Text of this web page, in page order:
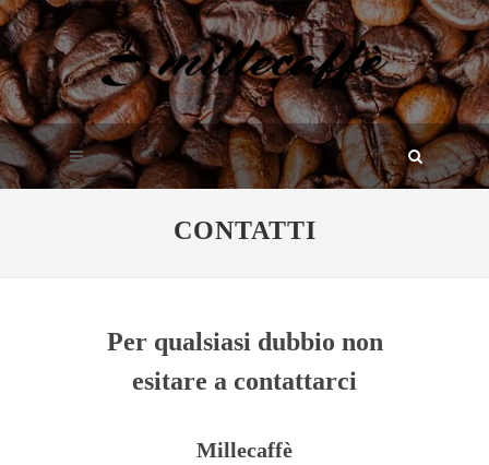
CONTATTI
Per qualsiasi dubbio non
esitare a contattarci
Millecaffè